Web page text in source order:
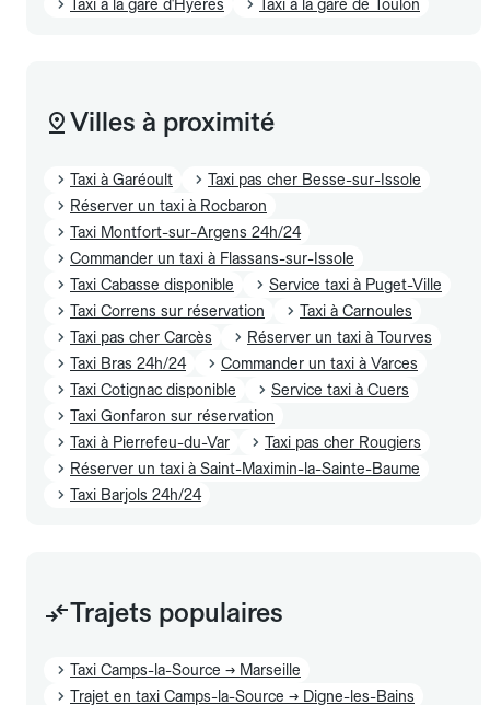
Taxi à la gare d'Hyeres Taxi à la gare de Toulon
Villes à proximité
Taxi à Garéoult
Taxi pas cher Besse-sur-Issole
Réserver un taxi à Rocbaron
Taxi Montfort-sur-Argens 24h/24
Commander un taxi à Flassans-sur-Issole
Taxi Cabasse disponible
Service taxi à Puget-Ville
Taxi Correns sur réservation
Taxi à Carnoules
Taxi pas cher Carcès
Réserver un taxi à Tourves
Taxi Bras 24h/24
Commander un taxi à Varces
Taxi Cotignac disponible
Service taxi à Cuers
Taxi Gonfaron sur réservation
Taxi à Pierrefeu-du-Var
Taxi pas cher Rougiers
Réserver un taxi à Saint-Maximin-la-Sainte-Baume
Taxi Barjols 24h/24
Trajets populaires
Taxi Camps-la-Source → Marseille
Trajet en taxi Camps-la-Source → Digne-les-Bains